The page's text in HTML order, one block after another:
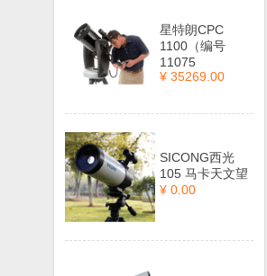
星特朗CPC
1100（编号
11075
¥ 35269.00
SICONG西光
105 马卡天文望
¥ 0.00